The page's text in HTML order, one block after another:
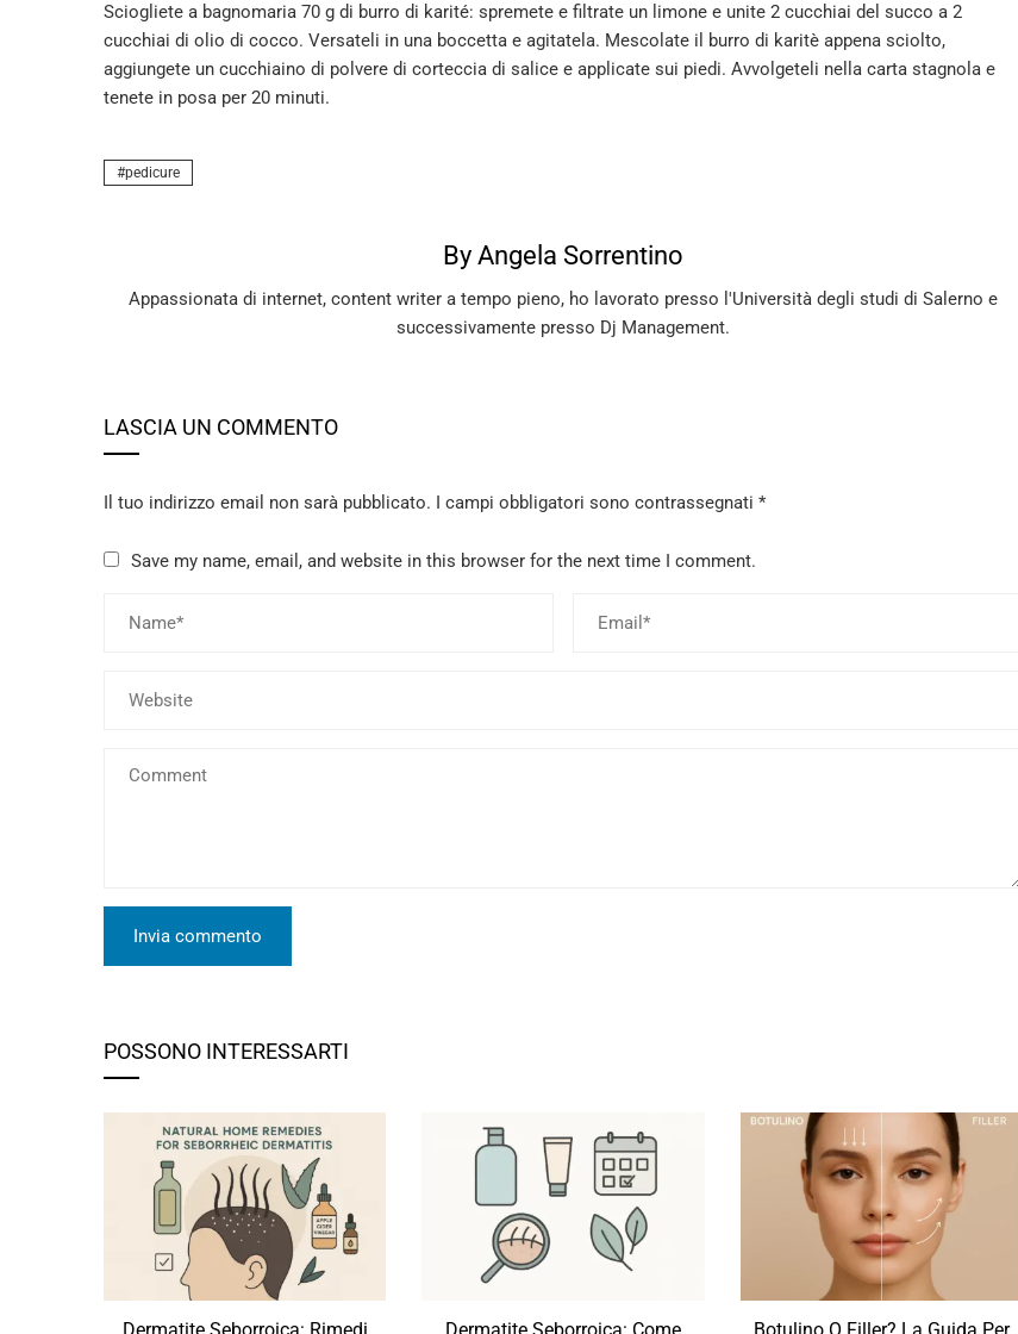
Sciogliete a bagnomaria 70 g di burro di karité: spremete e filtrate un limone e unite 2 cucchiai del succo a 2
cucchiai di olio di cocco. Versateli in una boccetta e agitatela. Mescolate il burro di karitè appena sciolto,
aggiungete un cucchiaino di polvere di corteccia di salice e applicate sui piedi. Avvolgeteli nella carta stagnola e
tenete in posa per 20 minuti.
pedicure
By Angela Sorrentino
Appassionata di internet, content writer a tempo pieno, ho lavorato presso l'Università degli studi di Salerno e
successivamente presso Dj Management.
LASCIA UN COMMENTO
Il tuo indirizzo email non sarà pubblicato. I campi obbligatori sono contrassegnati *
Save my name, email, and website in this browser for the next time I comment.
POSSONO INTERESSARTI